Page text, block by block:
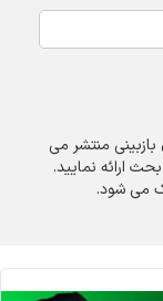
منتشر می
ارائه نمایید.
می شود.